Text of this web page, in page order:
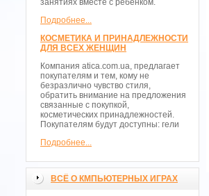
занятиях вместе с ребенком.
Подробнее...
КОСМЕТИКА И ПРИНАДЛЕЖНОСТИ
ДЛЯ ВСЕХ ЖЕНЩИН
Компания atica.com.ua, предлагает
покупателям и тем, кому не
безразлично чувство стиля,
обратить внимание на предложения
связанные с покупкой,
косметических принадлежностей.
Покупателям будут доступны: гели
Подробнее...
ВСЁ О КМПЬЮТЕРНЫХ ИГРАХ